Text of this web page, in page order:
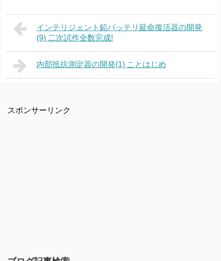
インテリジェント鉛バッテリ延命復活器の開発
(9) 二次試作全数完成!
内部抵抗測定器の開発(1) ことはじめ
スポンサーリンク